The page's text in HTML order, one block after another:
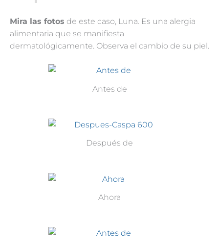
Mira las fotos de este caso, Luna. Es una alergia
alimentaria que se manifiesta
dermatológicamente. Observa el cambio de su piel.
Antes de
Después de
Ahora